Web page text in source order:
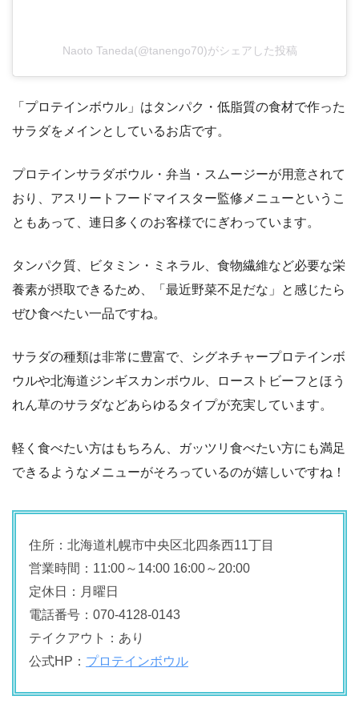
Naoto Taneda(@tanengo70)がシェアした投稿
「プロテインボウル」はタンパク・低脂質の食材で作った
サラダをメインとしているお店です。
プロテインサラダボウル・弁当・スムージーが用意されて
おり、アスリートフードマイスター監修メニューというこ
ともあって、連日多くのお客様でにぎわっています。
タンパク質、ビタミン・ミネラル、食物繊維など必要な栄
養素が摂取できるため、「最近野菜不足だな」と感じたら
ぜひ食べたい一品ですね。
サラダの種類は非常に豊富で、シグネチャープロテインボ
ウルや北海道ジンギスカンボウル、ローストビーフとほう
れん草のサラダなどあらゆるタイプが充実しています。
軽く食べたい方はもちろん、ガッツリ食べたい方にも満足
できるようなメニューがそろっているのが嬉しいですね！
住所：北海道札幌市中央区北四条西11丁目
営業時間：11:00～14:00 16:00～20:00
定休日：月曜日
電話番号：070-4128-0143
テイクアウト：あり
公式HP： プロテインボウル